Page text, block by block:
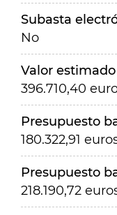
Subasta
No
Valor
396.710,40
Presupuesto
180.322,91
Presupuesto
218.190,72